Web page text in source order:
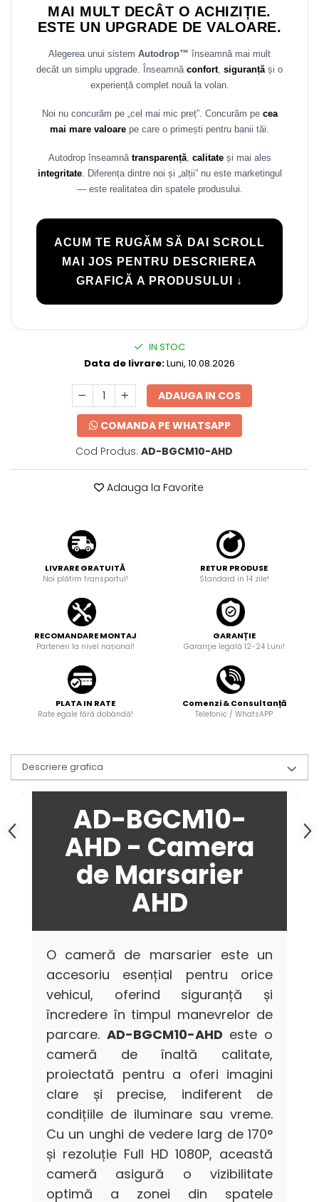
MAI MULT DECÂT O ACHIZIȚIE.
ESTE UN UPGRADE DE VALOARE.
Alegerea unui sistem Autodrop™ înseamnă mai mult
decât un simplu upgrade. Înseamnă confort, siguranțăși o
experiență complet nouă la volan.
Noi nu concurăm pe „cel mai mic preț”. Concurăm pe cea
mai mare valoare pe care o primești pentru banii tăi.
Autodrop înseamnă transparență, calitateși mai ales
integritate. Diferența dintre noi și „alții” nu este marketingul
— este realitatea din spatele produsului.
ACUM TE RUGĂM SĂ DAI SCROLL
MAI JOS PENTRU DESCRIEREA
GRAFICĂ A PRODUSULUI ↓
IN STOC
Data de livrare:Luni, 10.08.2026
ADAUGA IN COS
COMANDA PE WHATSAPP
Cod Produs: AD-BGCM10-AHD
Adauga la Favorite
LIVRARE GRATUITĂ
Noi plătim transportul!
RETUR PRODUSE
Standard in 14 zile!
RECOMANDARE MONTAJ
Parteneri la nivel național!
GARANȚIE
Garanţie legală 12-24 Luni!
PLATA IN RATE
Rate egale fără dobândă!
Comenzi & Consultanță
Telefonic / WhatsAPP
Descriere grafica
AD-BGCM10-
AHD - Camera
de Marsarier
AHD
O cameră de marsarier este un
accesoriu esențial pentru orice
vehicul, oferind siguranță și
încredere în timpul manevrelor de
parcare. AD-BGCM10-AHD este o
cameră de înaltă calitate,
proiectată pentru a oferi imagini
clare și precise, indiferent de
condițiile de iluminare sau vreme.
Cu un unghi de vedere larg de 170°
și rezoluție Full HD 1080P, această
cameră asigură o vizibilitate
optimă a zonei din spatele